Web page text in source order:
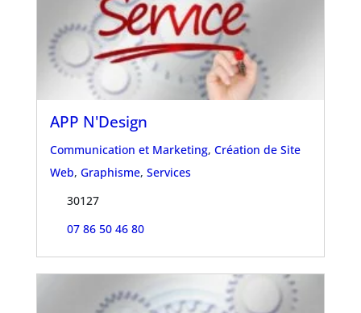
APP N'Design
Communication et Marketing, Création de Site
Web, Graphisme, Services
30127
07 86 50 46 80